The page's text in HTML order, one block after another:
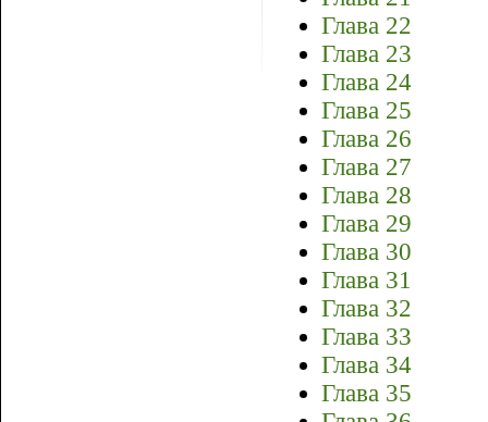
Глава 22
Глава 23
Глава 24
Глава 25
Глава 26
Глава 27
Глава 28
Глава 29
Глава 30
Глава 31
Глава 32
Глава 33
Глава 34
Глава 35